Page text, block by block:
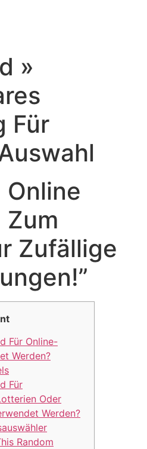
»
Für
Online
Zum
Zufällige
Für Online-
Werden?
Für
Oder
Werden?
Random